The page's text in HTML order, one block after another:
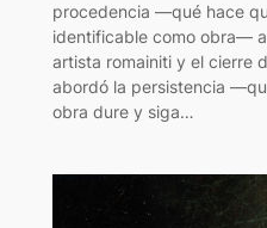
procedencia —qué hace
identificable como obra—
artista romainiti y el cierre
abordó la persistencia
obra dure y siga…